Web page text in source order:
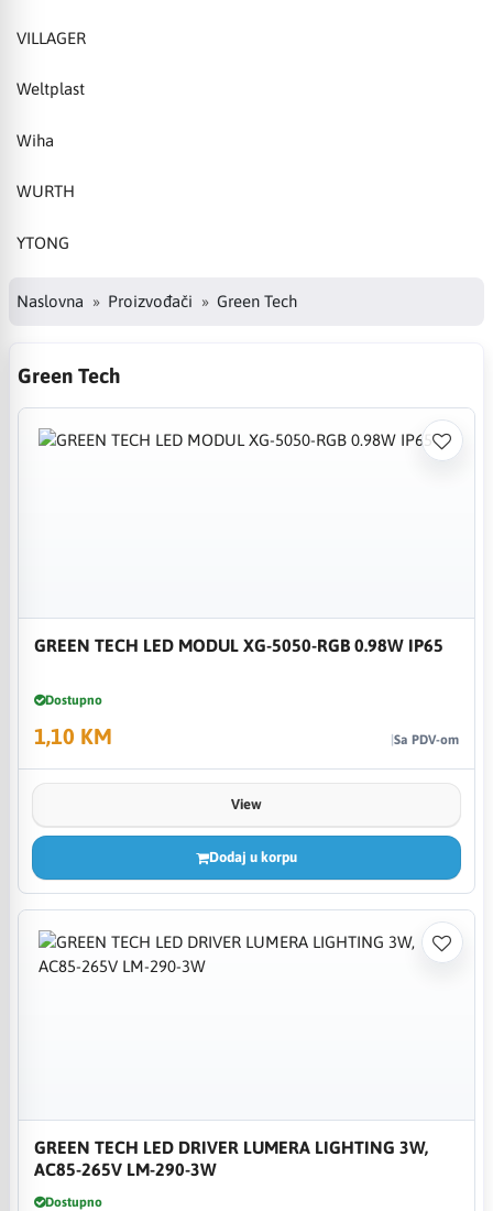
VILLAGER
Weltplast
Wiha
WURTH
YTONG
Naslovna Proizvođači Green Tech
Green Tech
GREEN TECH LED MODUL XG-5050-RGB 0.98W IP65
Dostupno
1,10 KM Sa PDV-om
View
Dodaj u korpu
GREEN TECH LED DRIVER LUMERA LIGHTING 3W,
AC85-265V LM-290-3W
Dostupno